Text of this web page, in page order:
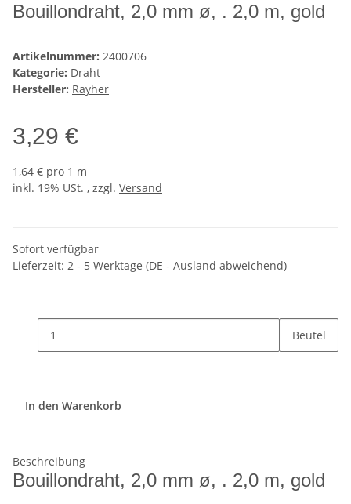
Bouillondraht, 2,0 mm ø, . 2,0 m, gold
Artikelnummer: 2400706
Kategorie: Draht
Hersteller: Rayher
3,29 €
1,64 € pro 1 m
inkl. 19% USt. , zzgl. Versand
Sofort verfügbar
Lieferzeit: 2 - 5 Werktage (DE - Ausland abweichend)
Beutel
In den Warenkorb
Beschreibung
Bouillondraht, 2,0 mm ø, . 2,0 m, gold